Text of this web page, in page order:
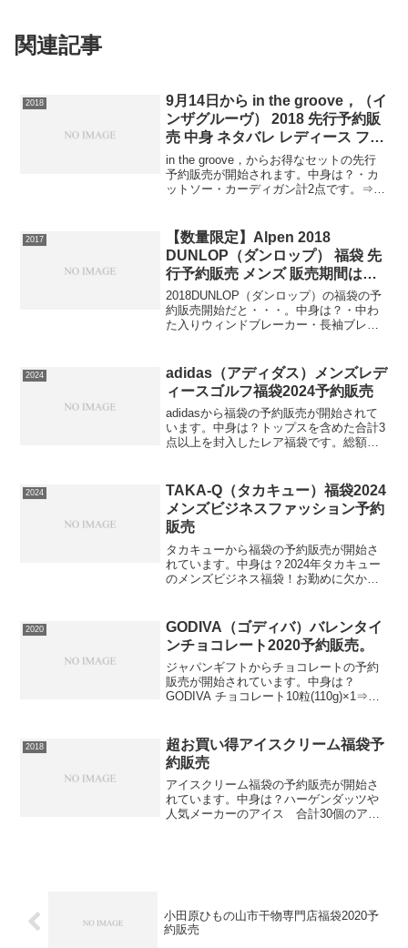
関連記事
2018
9月14日から in the groove，（イ
ンザグルーヴ） 2018 先行予約販
売 中身 ネタバレ レディース ファ
ッション
in the groove，からお得なセットの先行
予約販売が開始されます。中身は？・カ
ットソー・カーディガン計2点です。⇒ゆ
いします。
2017
【数量限定】Alpen 2018
DUNLOP（ダンロップ） 福袋 先
行予約販売 メンズ 販売期間は今
月まで
2018DUNLOP（ダンロップ）の福袋の予
約販売開始だと・・・。中身は？・中わ
た入りウィンドブレーカー・長袖ブレー
点セット。寒い冬から春にかけての必要
アイテム5点...
2024
adidas（アディダス）メンズレデ
ィースゴルフ福袋2024予約販売
adidasから福袋の予約販売が開始されて
います。中身は？トップスを含めた合計3
点以上を封入したレア福袋です。総額
イス！【Ｔ-ｏｎティーオン】⇒福袋の在
庫...
2024
TAKA-Q（タカキュー）福袋2024
メンズビジネスファッション予約
販売
タカキューから福袋の予約販売が開始さ
れています。中身は？2024年タカキュー
のメンズビジネス福袋！お勤めに欠かせ
カキューアイテムで！【Rakuten Fashion
L...
2020
GODIVA（ゴディバ）バレンタイ
ンチョコレート2020予約販売。
ジャパンギフトからチョコレートの予約
販売が開始されています。中身は？
GODIVA チョコレート10粒(110g)×1⇒チ
します。
2018
超お買い得アイスクリーム福袋予
約販売
アイスクリーム福袋の予約販売が開始さ
れています。中身は？ハーゲンダッツや
人気メーカーのアイス 合計30個のアイ
小田原ひもの山市干物専門店福袋2020予
約販売